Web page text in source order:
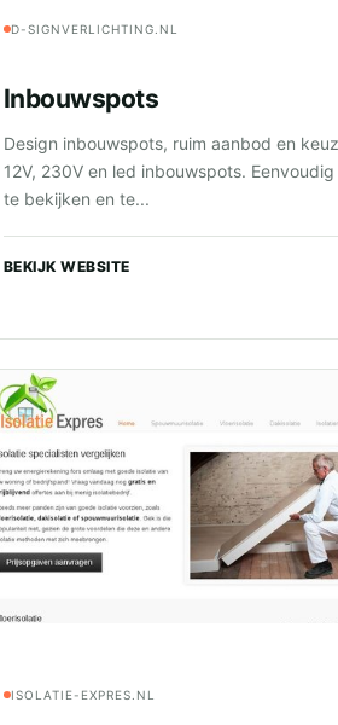
D-SIGNVERLICHTING.NL
Inbouwspots
Design inbouwspots, ruim aanbod en
12V, 230V en led inbouwspots. Eenvoudig
te bekijken en te...
BEKIJK WEBSITE
ISOLATIE-EXPRES.NL